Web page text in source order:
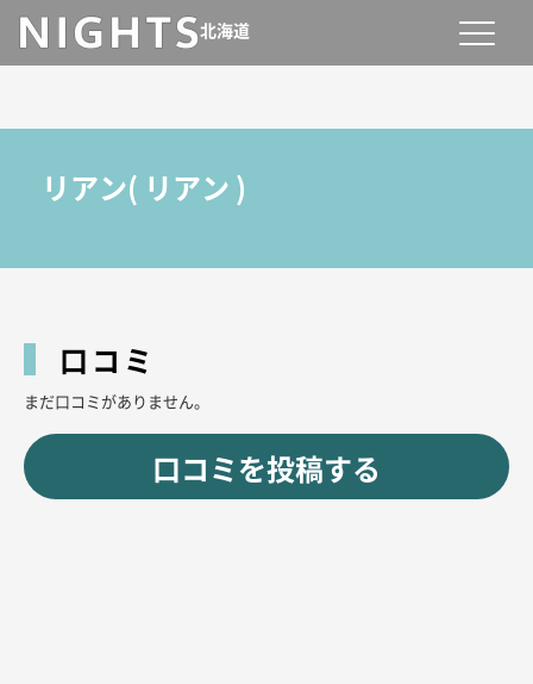
北海道
リアン( リアン )
口コミ
まだ口コミがありません。
口コミを投稿する